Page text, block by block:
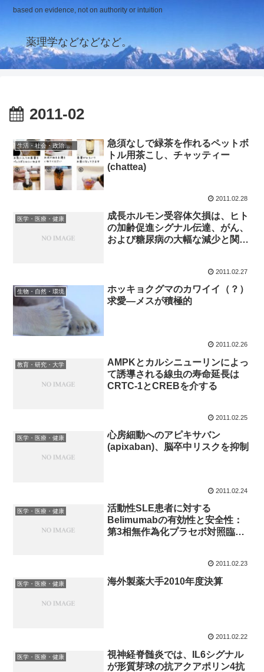
based on evidence, not on authority or intuition
薬理学などなどなど。
2011-02
生活・社会・政治・経済
急須なしで緑茶を作れるペットボ
トル用茶こし、チャッティー
(chattea)
2011.02.28
医学・医療・健康
成長ホルモン受容体欠損は、ヒト
の加齢促進シグナル伝達、がん、
および糖尿病の大幅な減少と関連
2011.02.27
生物・自然・環境
ホッキョクグマのカワイイ（？）
求愛―メスが積極的
2011.02.26
教育・研究・大学
AMPKとカルシニューリンによっ
て誘導される線虫の寿命延長は
CRTC-1とCREBを介する
2011.02.25
医学・医療・健康
心房細動へのアピキサバン
(apixaban)、脳卒中リスクを抑制
2011.02.24
医学・医療・健康
活動性SLE患者に対する
Belimumabの有効性と安全性：
第3相無作為化プラセボ対照臨床
2011.02.23
医学・医療・健康 海外製薬大手2010年度決算
2011.02.22
医学・医療・健康
視神経脊髄炎では、IL6シグナル
が形質芽球の抗アクアポリン4抗